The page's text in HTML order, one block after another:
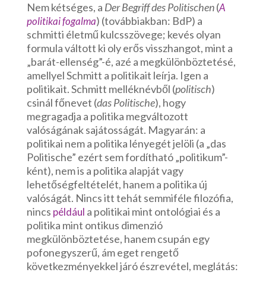
Nem kétséges, a Der Begriff des Politischen(A
politikai fogalma) (továbbiakban: BdP) a
schmitti életmű kulcsszövege; kevés olyan
formula váltott ki oly erős visszhangot, mint a
„barát-ellenség”-é, azé a megkülönböztetésé,
amellyel Schmitt a politikait leírja. Igen a
politikait. Schmitt melléknévből (politisch)
csinál főnevet (das Politische), hogy
megragadja a politika megváltozott
valóságának sajátosságát. Magyarán: a
politikai nem a politika lényegét jelöli (a „das
Politische” ezért sem fordítható „politikum”-
ként), nem is a politika alapját vagy
lehetőségfeltételét, hanem a politika új
valóságát. Nincs itt tehát semmiféle filozófia,
nincs például a politikai mint ontológiai és a
politika mint ontikus dimenzió
megkülönböztetése, hanem csupán egy
pofonegyszerű, ám eget rengető
következményekkel járó észrevétel, meglátás: